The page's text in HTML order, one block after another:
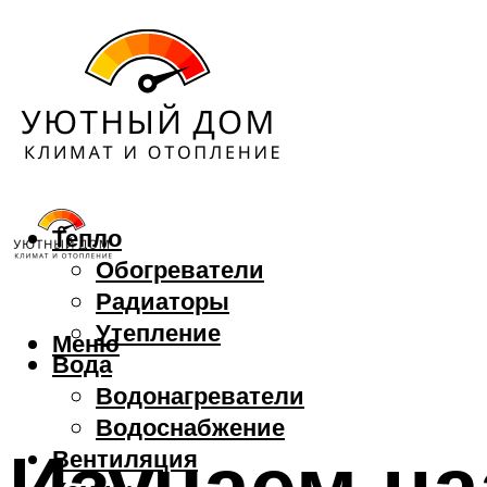
Тепло
Обогреватели
Радиаторы
Утепление
Вода
Водонагреватели
Водоснабжение
Вентиляция
Меню